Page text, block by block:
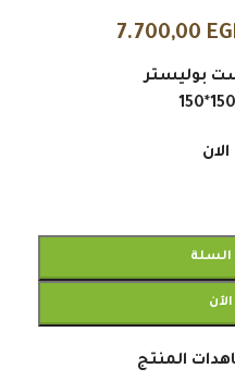
7.700,00
بوليستر
السلة
المنتج